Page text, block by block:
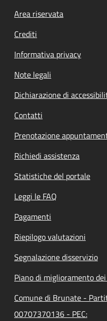
Footer menu
Area riservata
Crediti
Informativa privacy
Note legali
Dichiarazione di
Contatti
Prenotazione
Richiedi assistenza
Statistiche del portale
Leggi le FAQ
Pagamenti
Riepilogo valutazioni
Segnalazione disservizio
Piano di miglioramento
Comune di Brunate -
00707370136 - PEC: